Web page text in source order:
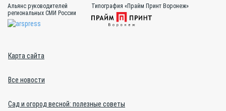
Альянс руководителей
региональных СМИ России
Типография «Прайм Принт Воронеж»
Карта сайта
Все новости
Сад и огород весной: полезные советы